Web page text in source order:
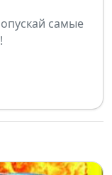
пилотов
и готовьтесь
самые